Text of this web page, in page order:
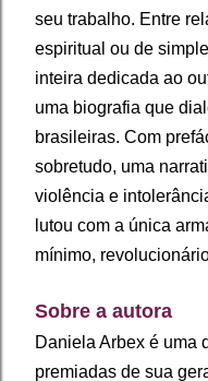
seu trabalho. Entre
espiritual ou de
inteira dedicada ao
uma biografia que
brasileiras. Com
sobretudo, uma
violência e
lutou com a única
mínimo,
Sobre a autora
Daniela Arbex é uma
premiadas de sua